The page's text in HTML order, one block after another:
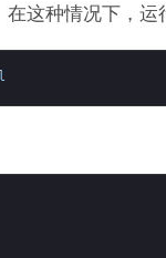
这种情况下，